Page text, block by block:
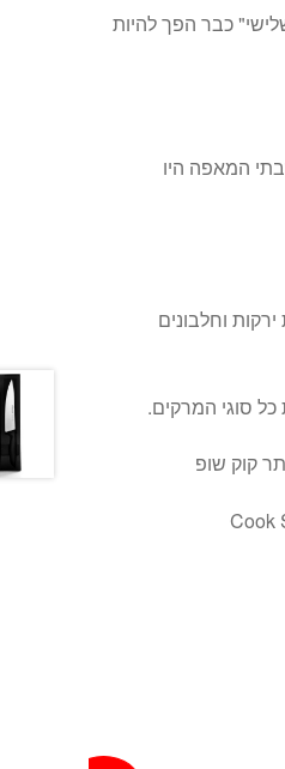
כבר הפך להיות
המאפה היו
וחלבונים
סוגי המרקים.
קוק שופ